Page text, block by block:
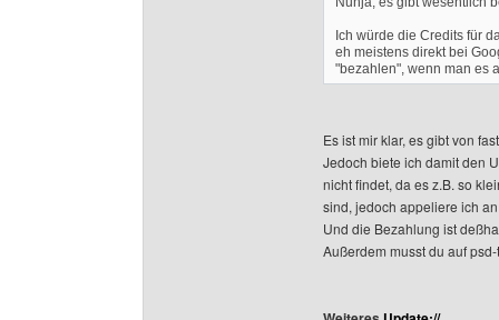
Ich würde die Credits für
eh meistens direkt bei
"bezahlen", wenn man es
Es ist mir klar, es gibt von
Jedoch biete ich damit den
nicht findet, da es z.B. so
sind, jedoch appeliere ich
Und die Bezahlung ist
Außerdem musst du auf